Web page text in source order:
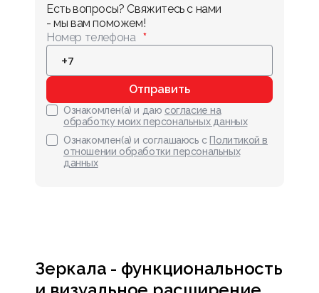
Есть вопросы? Свяжитесь с нами
- мы вам поможем!
Номер телефона
Отправить
Ознакомлен(а) и даю согласие на
обработку моих персональных данных
Ознакомлен(а) и соглашаюсь с Политикой в
отношении обработки персональных
данных
Зеркала - функциональность